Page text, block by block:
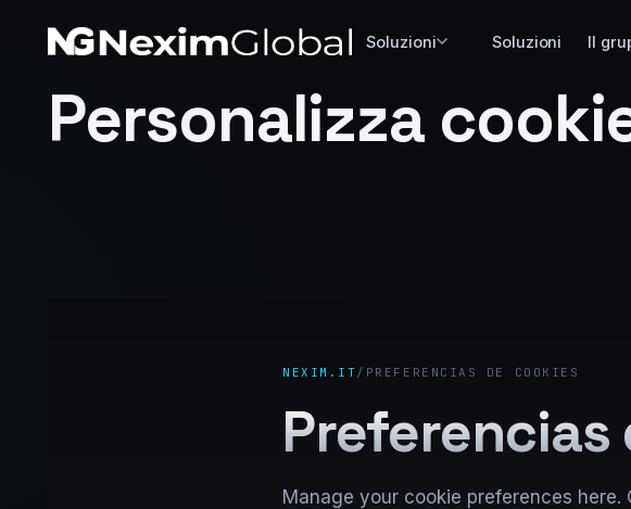
Soluzioni Soluzioni Il
Personalizza
NEXIM.IT/ PREFERENCIAS DE COOKIES
Preferencias
Manage your cookie preferences here.